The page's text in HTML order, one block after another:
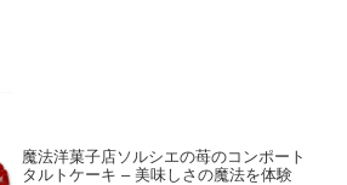
魔法洋菓子店ソルシエの苺のコンポート
タルトケーキ – 美味しさの魔法を体験